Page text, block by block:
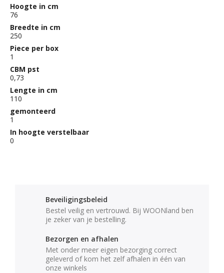
Hoogte in cm
76
Breedte in cm
250
Piece per box
1
CBM pst
0,73
Lengte in cm
110
gemonteerd
1
In hoogte verstelbaar
0
Beveiligingsbeleid
Bestel veilig en vertrouwd. Bij WOONland ben
je zeker van je bestelling.
Bezorgen en afhalen
Met onder meer eigen bezorging correct
geleverd of kom het zelf afhalen in één van
onze winkels